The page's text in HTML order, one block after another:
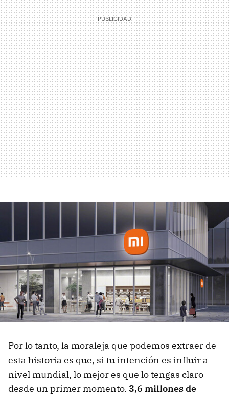
Por lo tanto, la moraleja que podemos extraer de
esta historia es que, si tu intención es influir a
nivel mundial, lo mejor es que lo tengas claro
desde un primer momento. 3,6 millones de